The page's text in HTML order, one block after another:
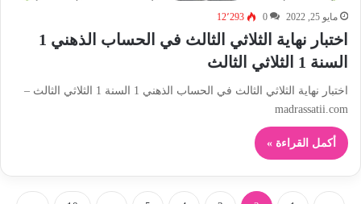
مايو 25, 2022 0 12٬293
اختبار نهاية الثلاثي الثالث في الحساب الذهني 1
السنة 1 الثلاثي الثالث
اختبار نهاية الثلاثي الثالث في الحساب الذهني 1 السنة 1 الثلاثي الثالث –
madrassatii.com
أكمل القراءة »